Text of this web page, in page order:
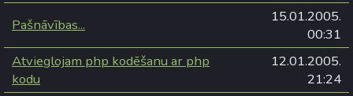
Pašnāvības...
15.01.2005.
00:31
Atvieglojam php kodēšanu ar php
kodu
12.01.2005.
21:24